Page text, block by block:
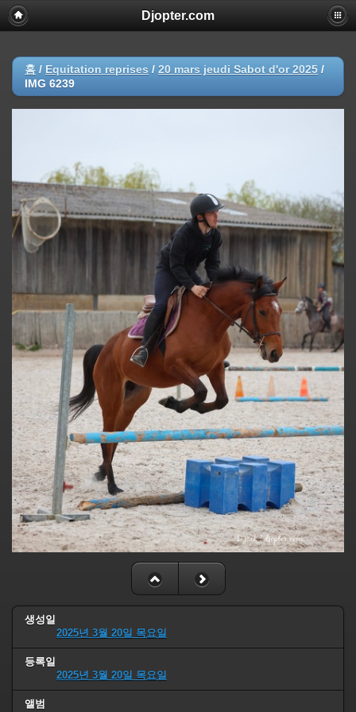
Djopter.com
홈 / Equitation reprises / 20 mars jeudi Sabot d'or 2025 /
IMG 6239
생성일
2025년 3월 20일 목요일
등록일
2025년 3월 20일 목요일
앨범